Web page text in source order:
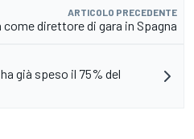
ARTICOLO PRECEDENTE
come direttore di gara in Spagna
già speso il 75% del